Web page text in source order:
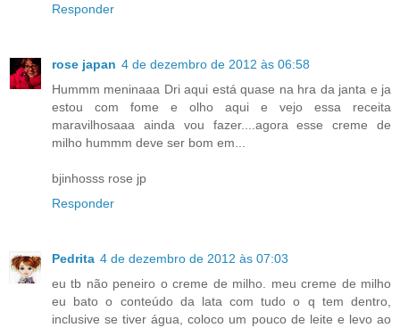
Responder
rose japan 4 de dezembro de 2012 às 06:58
Hummm meninaaa Dri aqui está quase na hra da janta e ja
estou com fome e olho aqui e vejo essa receita
maravilhosaaa ainda vou fazer....agora esse creme de
milho hummm deve ser bom em...
bjinhosss rose jp
Responder
Pedrita 4 de dezembro de 2012 às 07:03
eu tb não peneiro o creme de milho. meu creme de milho
eu bato o conteúdo da lata com tudo o q tem dentro,
inclusive se tiver água, coloco um pouco de leite e levo ao